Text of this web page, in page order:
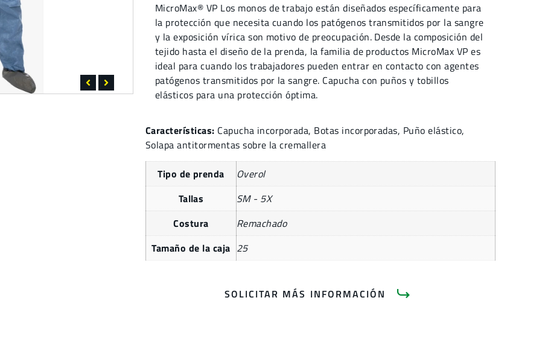
MicroMax® VP Los monos de trabajo están diseñados específicamente para
la protección que necesita cuando los patógenos transmitidos por la sangre
y la exposición vírica son motivo de preocupación. Desde la composición del
tejido hasta el diseño de la prenda, la familia de productos MicroMax VP es
ideal para cuando los trabajadores pueden entrar en contacto con agentes
patógenos transmitidos por la sangre. Capucha con puños y tobillos
elásticos para una protección óptima.
Características: Capucha incorporada, Botas incorporadas, Puño elástico,
Solapa antitormentas sobre la cremallera
Tipo de prenda
Overol
Tallas
SM - 5X
Costura
Remachado
Tamaño de la caja 25
SOLICITAR MÁS INFORMACIÓN